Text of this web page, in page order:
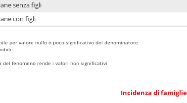
senza figli
con figli
per valore nullo o poco significativo del denominatore
del fenomeno rende i valori non significativi
Incidenza di